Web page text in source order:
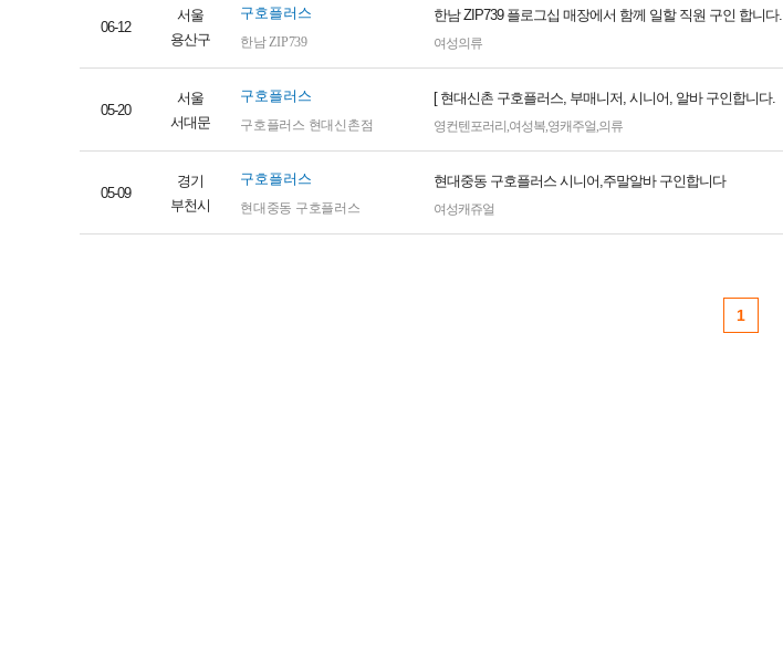
06-12
서울
용산구
구호플러스
한남 ZIP739
한남 ZIP739 플로그십 매장에서 함께 일할 직원 구인 합니다.
여성의류
05-20
서울
서대문
구호플러스
구호플러스 현대신촌점
[ 현대신촌 구호플러스, 부매니저, 시니어, 알바 구인합니다.
영컨텐포러리 ,여성복,영캐주얼,의류
05-09
경기
부천시
구호플러스
현대중동 구호플러스
현대중동 구호플러스 시니어,주말알바 구인합니다
여성캐쥬얼
1